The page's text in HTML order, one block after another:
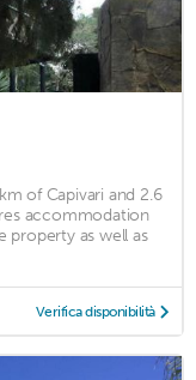
of Capivari and 2.6
accommodation
property as well as
Verifica disponibilità